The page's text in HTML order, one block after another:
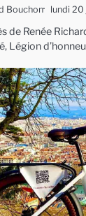
Bouchon lundi
de Renée
Légion